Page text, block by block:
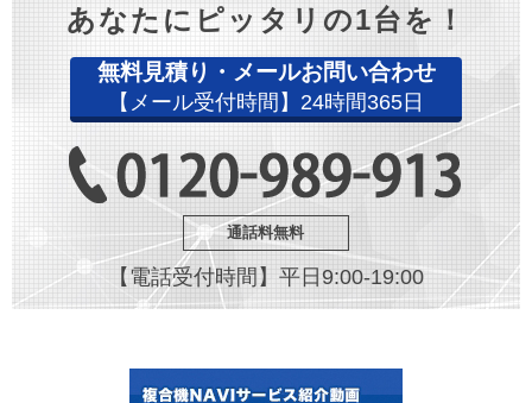
あなたにピッタリの1台を！
無料見積り・メールお問い合わせ
【メール受付時間】24時間365日
通話料無料
【電話受付時間】平日9:00-19:00